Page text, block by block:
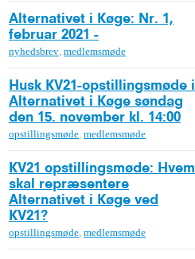
Alternativet i Køge: Nr. 1,
februar 2021 -
nyhedsbrev, medlemsmøde
Husk KV21-opstillingsmøde i
Alternativet i Køge søndag
den 15. november kl. 14:00
opstillingsmøde, medlemsmøde
KV21 opstillingsmøde: Hvem
skal repræsentere
Alternativet i Køge ved
KV21?
opstillingsmøde, medlemsmøde